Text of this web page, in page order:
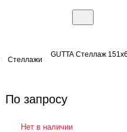
Стеллажи
GUTTA Стеллаж
По запросу
Нет в наличии